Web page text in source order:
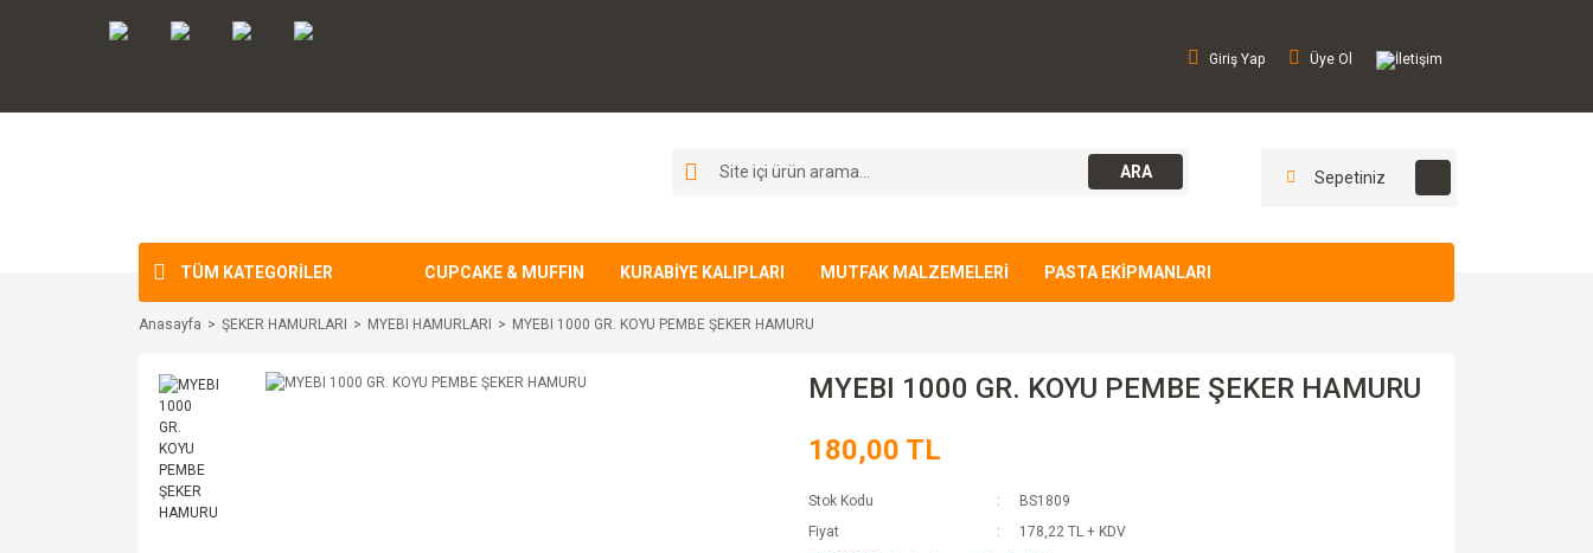
Giriş Yap Üye Ol İletişim
ARA Sepetiniz
TÜM KATEGORİLER CUPCAKE & MUFFIN KURABİYE KALIPLARI MUTFAK MALZEMELERİ PASTA EKİPMANLARI
Anasayfa ŞEKER HAMURLARI MYEBI HAMURLARI MYEBI 1000 GR. KOYU PEMBE ŞEKER HAMURU
MYEBI 1000 GR. KOYU PEMBE ŞEKER HAMURU
180,00 TL
Stok Kodu
BS1809
Fiyat
178,22 TL + KDV